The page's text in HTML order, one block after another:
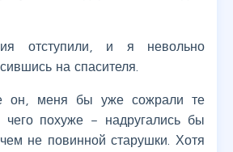
отступили, и я невольно
на спасителя.
он, меня бы уже сожрали те
похуже – надругались бы
не повинной старушки. Хотя